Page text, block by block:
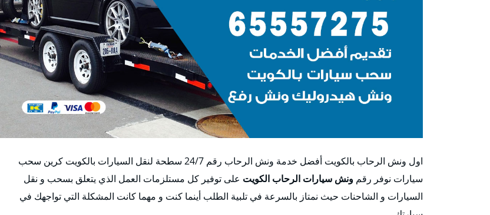
اول ونش الرحاب بالكويت أفضل خدمة ونش الرحاب رقم 24/7 سطحة لنقل السيارات بالكويت كرين سحب
سيارات نوفر رقم ونش سيارات الرحاب الكويت على توفير كل مستلزمات العمل الذي يتعلق بسحب و نقل
السيارات و الشاحنات حيث نمتاز بالسرعة في تلبية الطلب أينما كنت و مهما كانت المشكلة التي تواجهك في